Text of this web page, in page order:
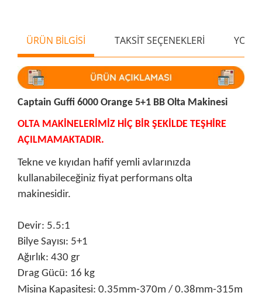
ÜRÜN BİLGİSİ TAKSİT SEÇENEKLERİ
Captain Guffi 6000 Orange 5+1 BB Olta Makinesi
OLTA MAKİNELERİMİZ HİÇ BİR ŞEKİLDE TEŞHİRE
AÇILMAMAKTADIR.
Tekne ve kıyıdan hafif yemli avlarınızda
kullanabileceğiniz fiyat performans olta
makinesidir.
Devir: 5.5:1
Bilye Sayısı: 5+1
Ağırlık: 430 gr
Drag Gücü: 16 kg
Misina Kapasitesi: 0.35mm-370m / 0.38mm-315m